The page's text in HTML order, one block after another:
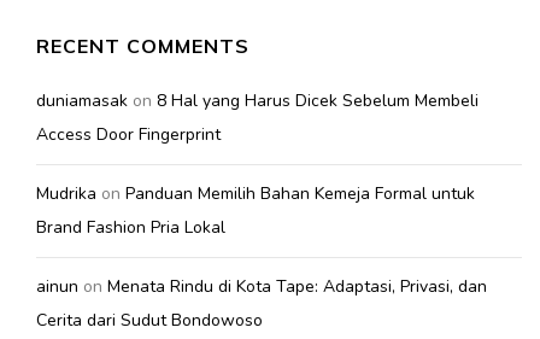
RECENT COMMENTS
duniamasak on 8 Hal yang Harus Dicek Sebelum Membeli
Access Door Fingerprint
Mudrika on Panduan Memilih Bahan Kemeja Formal untuk
Brand Fashion Pria Lokal
ainun on Menata Rindu di Kota Tape: Adaptasi, Privasi, dan
Cerita dari Sudut Bondowoso